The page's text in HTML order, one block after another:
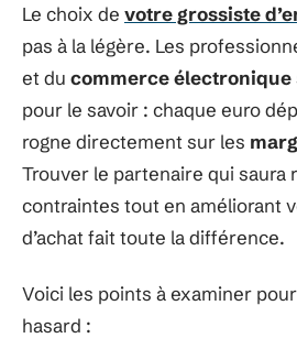
Le choix de votre grossiste
pas à la légère. Les
et du commerce électronique
pour le savoir : chaque euro
rogne directement sur les
Trouver le partenaire qui saura
contraintes tout en améliorant
d’achat fait toute la différence.
Voici les points à examiner
hasard :